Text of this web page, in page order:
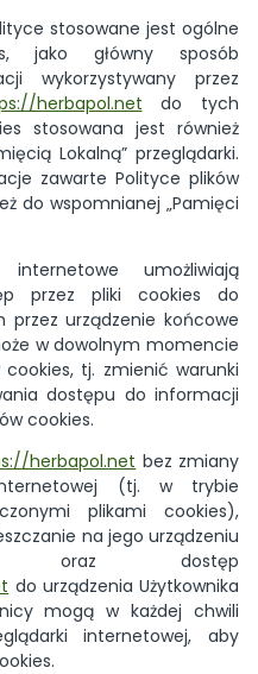
stosowane jest ogólne
jako główny sposób
wykorzystywany przez
herbapol.net do tych
stosowana jest również
Lokalną” przeglądarki.
zawarte Polityce plików
do wspomnianej „Pamięci
internetowe umożliwiają
przez pliki cookies do
urządzenie końcowe
w dowolnym momencie
tj. zmienić warunki
dostępu do informacji
cookies.
herbapol.net bez zmiany
(tj. w trybie
plikami cookies),
na jego urządzeniu
oraz dostęp
do urządzenia Użytkownika
mogą w każdej chwili
internetowej, aby